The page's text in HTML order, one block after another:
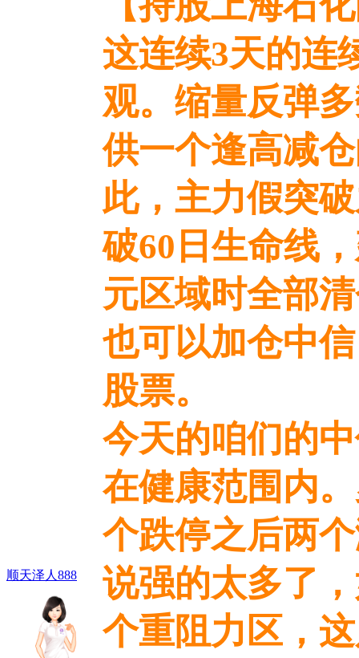
顺天泽人888
这连续3天的连
观。缩量反弹
供一个逢高减
此，主力假突
破60日生命线
元区域时全部
也可以加仓中
股票。
今天的咱们的
在健康范围内
个跌停之后两
说强的太多了
个重阻力区，